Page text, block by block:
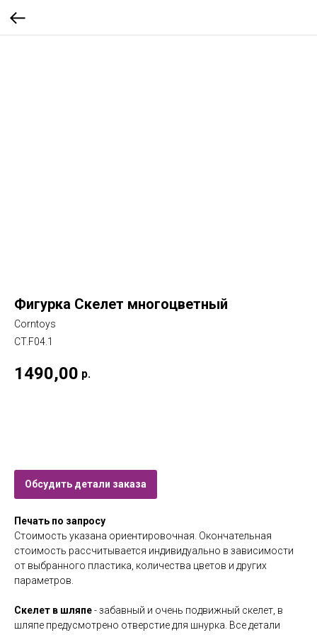
Фигурка Скелет многоцветный
Corntoys
CT.F04.1
1490,00 р.
Обсудить детали заказа
Печать по запросу
Стоимость указана ориентировочная. Окончательная
стоимость рассчитывается индивидуально в зависимости
от выбранного пластика, количества цветов и других
параметров.
Скелет в шляпе- забавный и очень подвижный скелет, в
шляпе предусмотрено отверстие для шнурка. Все детали